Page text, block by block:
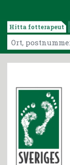
Hitta fotterapeut